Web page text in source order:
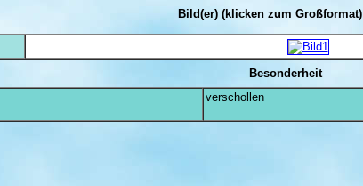
Bild(er) (klicken zum Großformat)
Besonderheit
verschollen